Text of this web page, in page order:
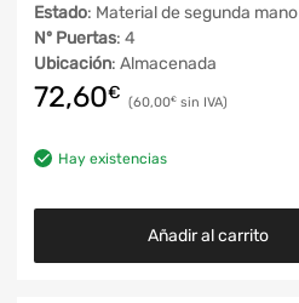
Estado: Material de segunda mano
Nº Puertas: 4
Ubicación: Almacenada
72,60€ 60,00€
Hay existencias
Añadir al carrito